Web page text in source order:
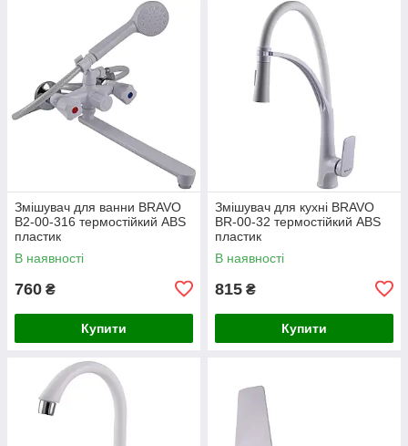
Змішувач для ванни BRAVO
B2-00-316 термостійкий ABS
пластик
В наявності
760 ₴
Купити
Змішувач для кухні BRAVO
BR-00-32 термостійкий ABS
пластик
В наявності
815 ₴
Купити